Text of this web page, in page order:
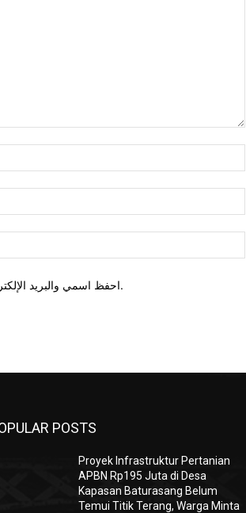
احفظ اسمي والبريد الإلكتروني وموقع الويب في هذا المتصفح للمرة الأولى التي أعلق فيها.
POSTS
Proyek Infrastruktur Pertanian
APBN Rp195 Juta di Desa
Kapasan Baturasang Belum
Temui Titik Terang, Warga Minta